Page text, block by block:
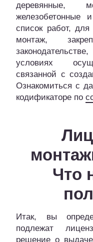
деревянные,
железобетонные
список работ,
монтаж,
условиях
связанной с
Ознакомиться с
кодификаторе по
Что
Итак, вы
подлежат
решение о